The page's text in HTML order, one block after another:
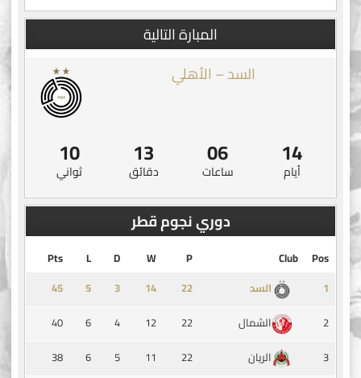
المبارة التالية
السد – الأهلي
14
أيام
06
ساعات
13
دقائق
09
ثواني
دوري نجوم قطر
Pos
Club
P
W
D
L
Pts
1
السد ‏22
14
3
5
45
2
الشمال 22
12
4
6
40
3
الريان 22
11
5
6
38